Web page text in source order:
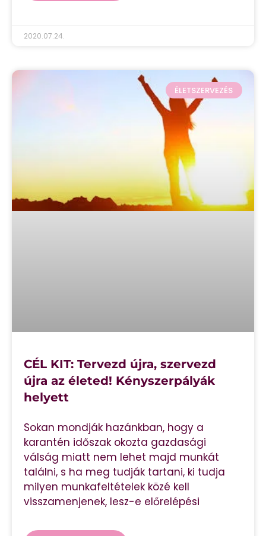
2020.07.24.
ÉLETSZERVEZÉS
CÉL KIT: Tervezd újra, szervezd
újra az életed! Kényszerpályák
helyett
Sokan mondják hazánkban, hogy a
karantén időszak okozta gazdasági
válság miatt nem lehet majd munkát
találni, s ha meg tudják tartani, ki tudja
milyen munkafeltételek közé kell
visszamenjenek, lesz-e előrelépési